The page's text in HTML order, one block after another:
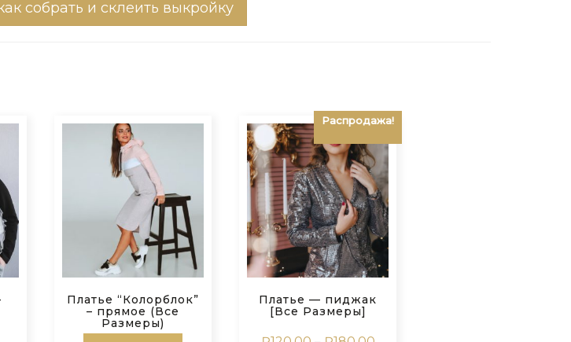
собрать и склеить выкройку
Платье “Колорблок”
– прямое (Все
Размеры)
Распродажа!
Платье — пиджак
[Все Размеры]